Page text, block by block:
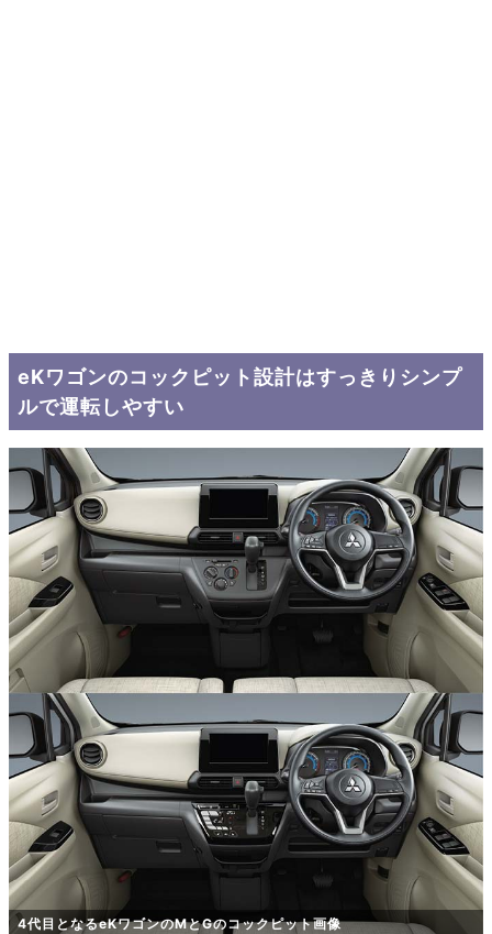
eKワゴンのコックピット設計はすっきりシンプ
ルで運転しやすい
4代目となるeKワゴンのMとGのコックピット画像